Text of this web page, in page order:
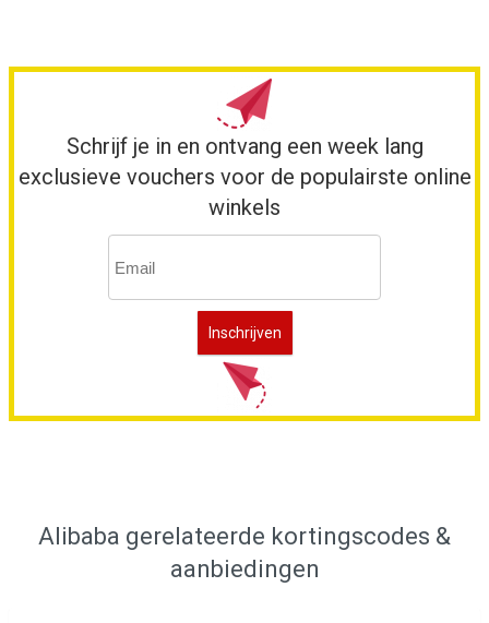
Schrijf je in en ontvang een week lang
exclusieve vouchers voor de populairste online
winkels
Alibaba gerelateerde kortingscodes &
aanbiedingen